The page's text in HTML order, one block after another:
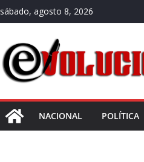
sábado, agosto 8, 2026
NACIONAL POLÍTICA